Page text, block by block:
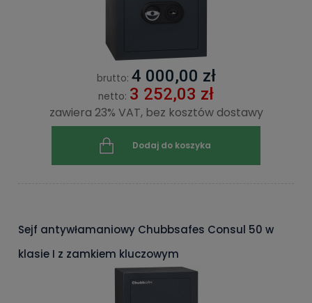
brutto: 4 000,00 zł
netto: 3 252,03 zł
zawiera 23% VAT, bez kosztów dostawy
Dodaj do koszyka
Sejf antywłamaniowy Chubbsafes Consul 50 w
klasie I z zamkiem kluczowym